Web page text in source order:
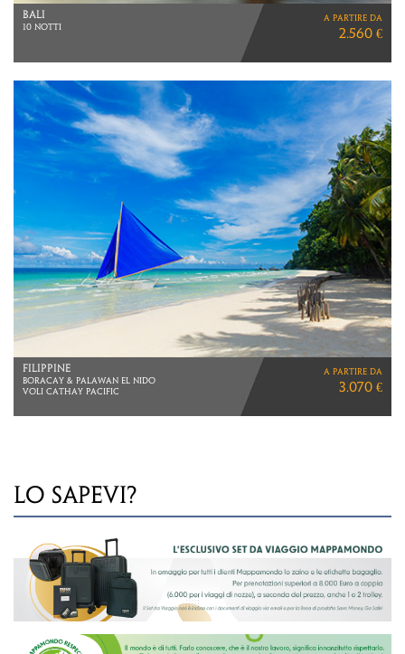
MALDIVE a partire da
COREA DEL SUD
VIAGGIO DI 11 GIORNI
a partire da
LO SAPEVI?